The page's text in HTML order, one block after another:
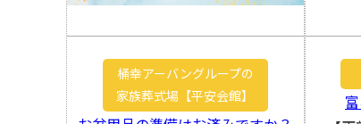
桶幸アーバングループの
家族葬式場【平安会館】